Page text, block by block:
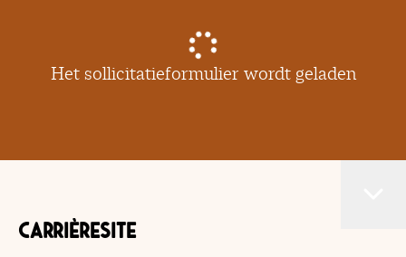
Het sollicitatieformulier wordt geladen
Carrièresite